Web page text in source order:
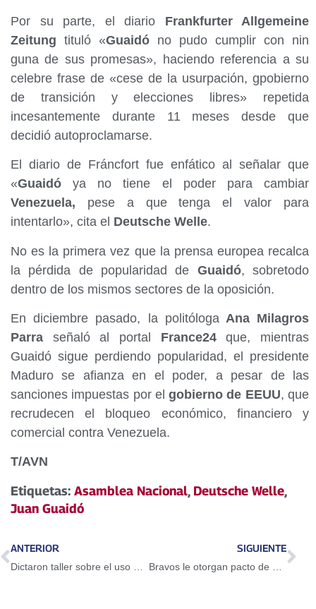
Por su parte, el diario Frankfurter Allgemeine
Zeitung tituló «Guaidó no pudo cumplir con nin
guna de sus promesas», haciendo referencia a su
celebre frase de «cese de la usurpación, gpobierno
de transición y elecciones libres» repetida
incesantemente durante 11 meses desde que
decidió autoproclamarse.
El diario de Fráncfort fue enfático al señalar que
«Guaidó ya no tiene el poder para cambiar
Venezuela, pese a que tenga el valor para
intentarlo», cita el Deutsche Welle.
No es la primera vez que la prensa europea recalca
la pérdida de popularidad de Guaidó, sobretodo
dentro de los mismos sectores de la oposición.
En diciembre pasado, la politólogaAna Milagros
Parra señaló al portal France24que, mientras
Guaidó sigue perdiendo popularidad, el presidente
Maduro se afianza en el poder, a pesar de las
sanciones impuestas por elgobierno de EEUU, que
recrudecen el bloqueo económico, financiero y
comercial contra Venezuela.
T/AVN
Etiquetas: Asamblea Nacional, Deutsche Welle,
Juan Guaidó
ANTERIOR SIGUIENTE